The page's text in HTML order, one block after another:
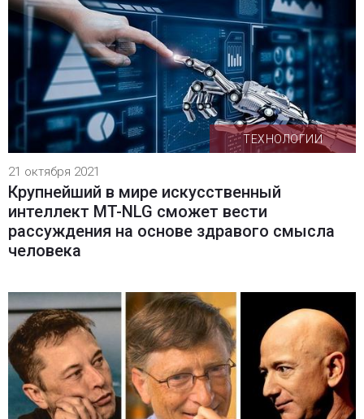
ТЕХНОЛОГИИ
21 октября 2021
Крупнейший в мире искусственный
интеллект MT-NLG сможет вести
рассуждения на основе здравого смысла
человека